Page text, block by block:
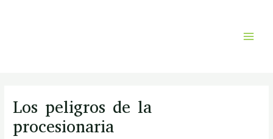
Los peligros de la
procesionaria
entradas